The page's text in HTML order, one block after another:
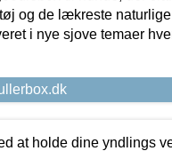
og de lækreste
i nye sjove temaer
at holde dine yndlings